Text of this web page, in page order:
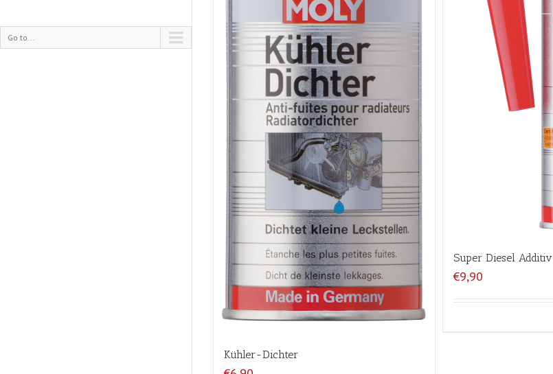
Go to...
Kühler-Dichter
Super Diesel Additiv
€9,90